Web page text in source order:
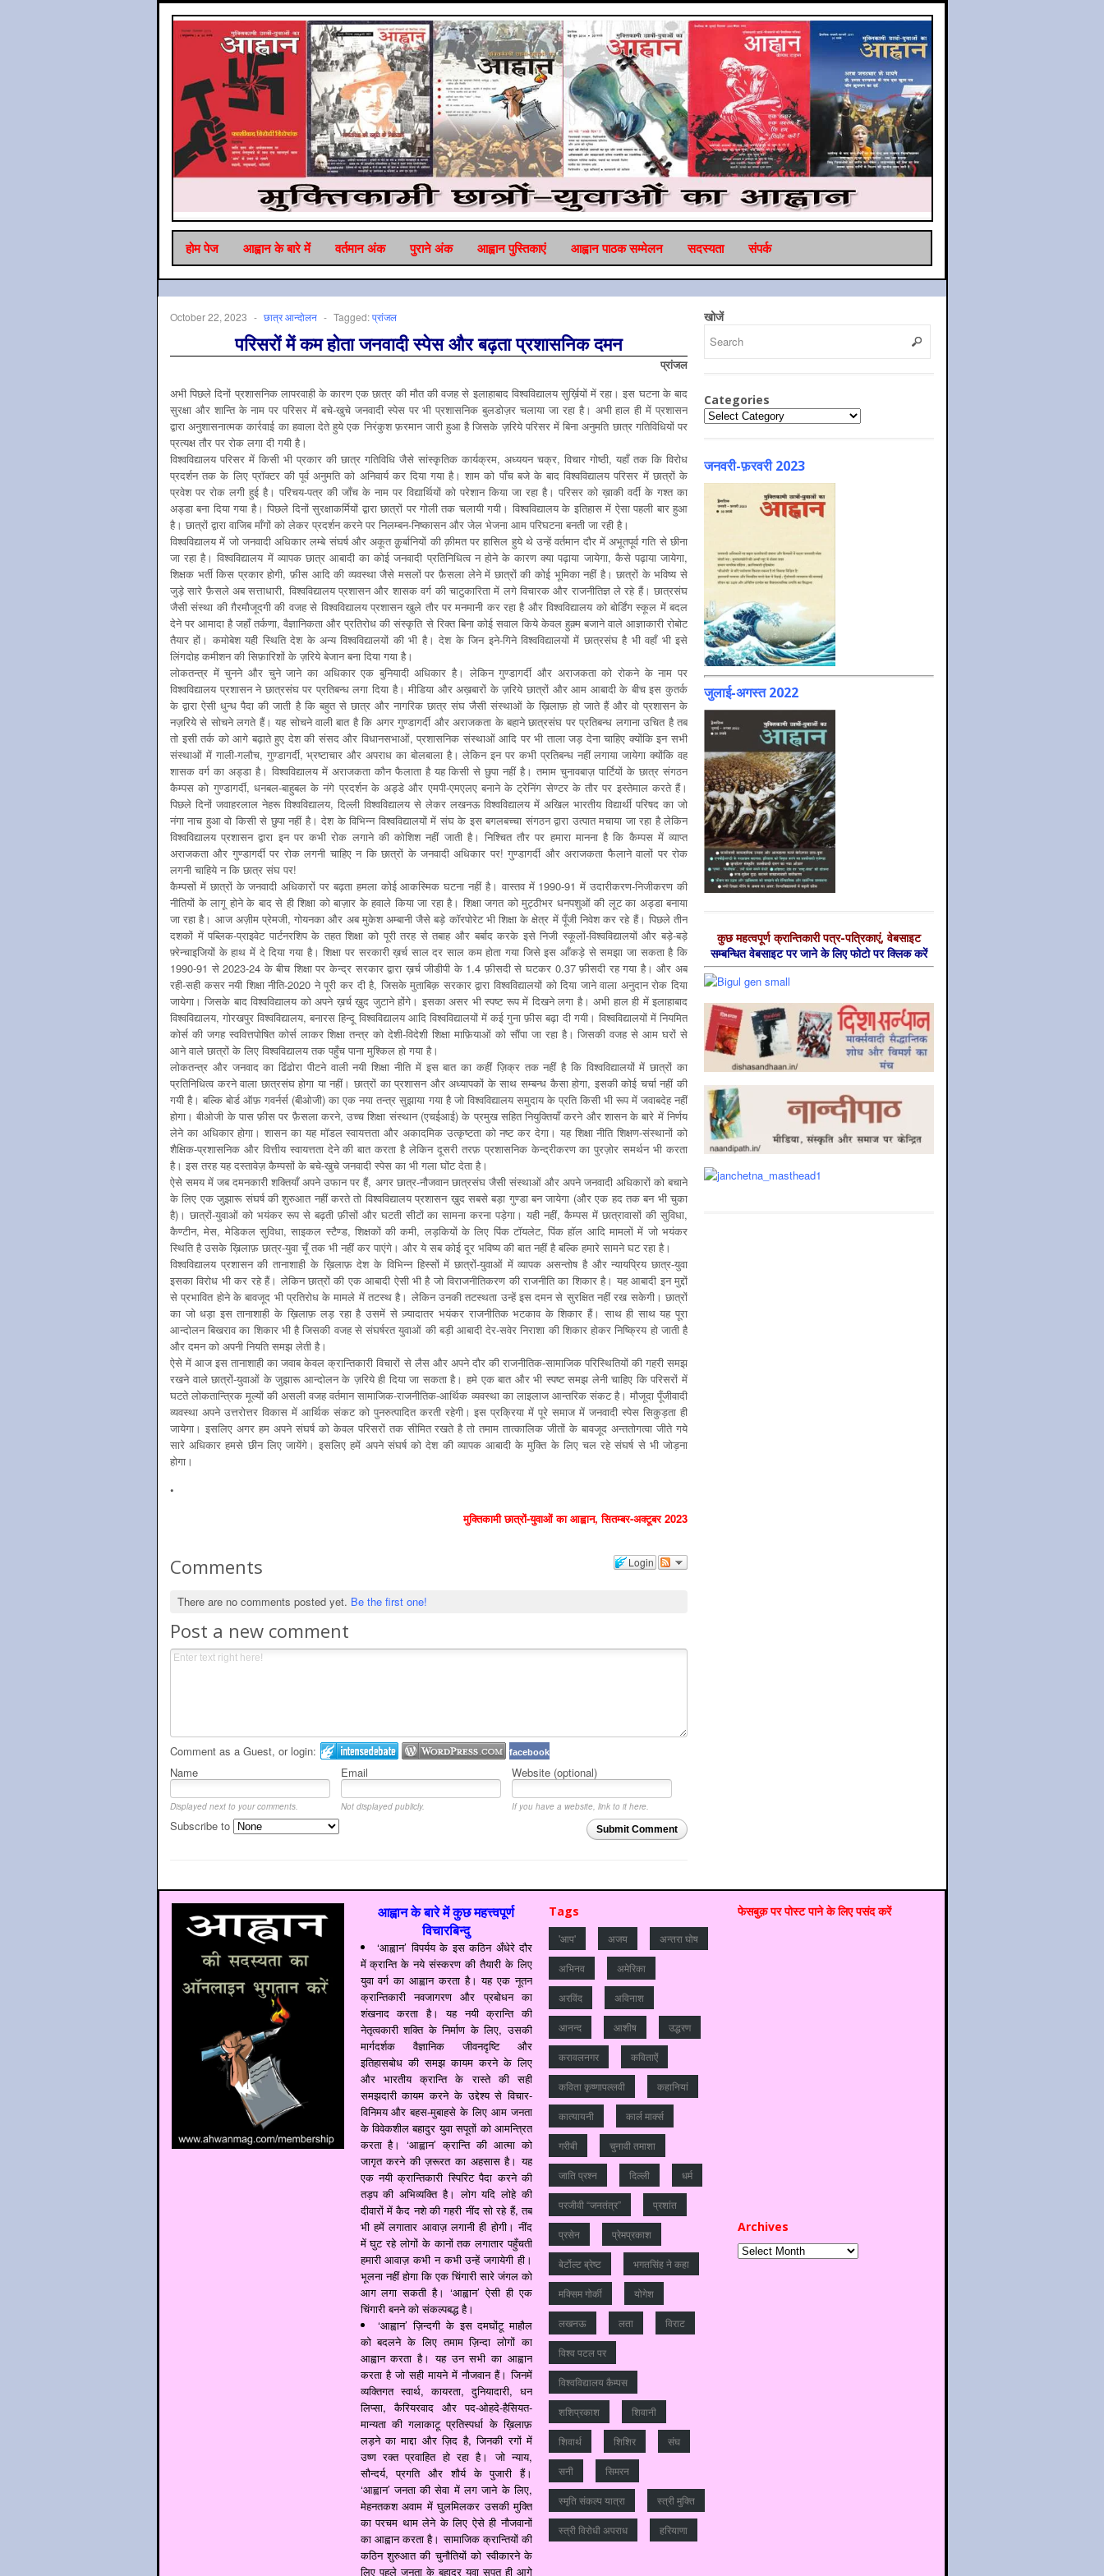
होम पेज आह्वान के बारे में वर्तमान अंक पुराने अंक आह्वान पुस्तिकाएं आह्वान पाठक सम्‍मेलन सदस्‍यता संपर्क
October 22, 2023 - छात्र आन्‍दोलन - Tagged:प्रांजल
परिसरों में कम होता जनवादी स्पेस और बढ़ता प्रशासनिक दमन
प्रांजल
अभी पिछले दिनों प्रशासनिक लापरवाही के कारण एक छात्र की मौत की वजह से इलाहाबाद विश्वविद्यालय सुर्ख़ियों में रहा। इस घटना के बाद
सुरक्षा और शान्ति के नाम पर परिसर में बचे-खुचे जनवादी स्पेस पर भी प्रशासनिक बुलडोज़र चलाया जा रहा है। अभी हाल ही में प्रशासन
द्वारा अनुशासनात्मक कार्रवाई का हवाला देते हुये एक निरंकुश फ़रमान जारी हुआ है जिसके ज़रिये परिसर में बिना अनुमति छात्र गतिविधियों पर
प्रत्यक्ष तौर पर रोक लगा दी गयी है।
विश्वविद्यालय परिसर में किसी भी प्रकार की छात्र गतिविधि जैसे सांस्कृतिक कार्यक्रम, अध्ययन चक्र, विचार गोष्ठी, यहाँ तक कि विरोध
प्रदर्शन तक के लिए प्रॉक्टर की पूर्व अनुमति को अनिवार्य कर दिया गया है। शाम को पाँच बजे के बाद विश्वविद्यालय परिसर में छात्रों के
प्रवेश पर रोक लगी हुई है। परिचय-पत्र की जाँच के नाम पर विद्यार्थियों को परेशान किया जा रहा है। परिसर को ख़ाकी वर्दी के गश्त का
अड्डा बना दिया गया है। पिछले दिनों सुरक्षाकर्मियों द्वारा छात्रों पर गोली तक चलायी गयी। विश्वविद्यालय के इतिहास में ऐसा पहली बार हुआ
है। छात्रों द्वारा वाजिब माँगों को लेकर प्रदर्शन करने पर निलम्बन-निष्कासन और जेल भेजना आम परिघटना बनती जा रही है।
विश्वविद्यालय में जो जनवादी अधिकार लम्बे संघर्ष और अकूत क़ुर्बानियों की क़ीमत पर हासिल हुये थे उन्हें वर्तमान दौर में अभूतपूर्व गति से छीना
जा रहा है। विश्वविद्यालय में व्यापक छात्र आबादी का कोई जनवादी प्रतिनिधित्व न होने के कारण क्या पढ़ाया जायेगा, कैसे पढ़ाया जायेगा,
शिक्षक भर्ती किस प्रकार होगी, फ़ीस आदि की व्यवस्था जैसे मसलों पर फ़ैसला लेने में छात्रों की कोई भूमिका नहीं है। छात्रों के भविष्य से
जुड़े सारे फ़ैसले अब सत्ताधारी, विश्वविद्यालय प्रशासन और शासक वर्ग की चाटुकारिता में लगे विचारक और राजनीतिज्ञ ले रहे हैं। छात्रसंघ
जैसी संस्था की ग़ैरमौजूदगी की वजह से विश्वविद्यालय प्रशासन खुले तौर पर मनमानी कर रहा है और विश्वविद्यालय को बोर्डिंग स्कूल में बदल
देने पर आमादा है जहाँ तर्कणा, वैज्ञानिकता और प्रतिरोध की संस्कृति से रिक्त बिना कोई सवाल किये केवल हुक़्म बजाने वाले आज्ञाकारी रोबोट
तैयार हों। कमोबेश यही स्थिति देश के अन्य विश्वविद्यालयों की भी है। देश के जिन इने-गिने विश्वविद्यालयों में छात्रसंघ है भी वहाँ भी इसे
लिंगदोह कमीशन की सिफ़ारिशों के ज़रिये बेजान बना दिया गया है।
लोकतन्त्र में चुनने और चुने जाने का अधिकार एक बुनियादी अधिकार है। लेकिन गुण्डागर्दी और अराजकता को रोकने के नाम पर
विश्वविद्यालय प्रशासन ने छात्रसंघ पर प्रतिबन्ध लगा दिया है। मीडिया और अख़बारों के ज़रिये छात्रों और आम आबादी के बीच इस कुतर्क
के द्वारा ऐसी धुन्ध पैदा की जाती है कि बहुत से छात्र और नागरिक छात्र संघ जैसी संस्थाओं के ख़िलाफ़ हो जाते हैं और वो प्रशासन के
नज़रिये से सोचने लगते हैं। यह सोचने वाली बात है कि अगर गुण्डागर्दी और अराजकता के बहाने छात्रसंघ पर प्रतिबन्ध लगाना उचित है तब
तो इसी तर्क को आगे बढ़ाते हुए देश की संसद और विधानसभाओं, प्रशासनिक संस्थाओं आदि पर भी ताला जड़ देना चाहिए क्योंकि इन सभी
संस्थाओं में गाली-गलौच, गुण्डागर्दी, भ्रष्टाचार और अपराध का बोलबाला है। लेकिन इन पर कभी प्रतिबन्ध नहीं लगाया जायेगा क्योंकि वह
शासक वर्ग का अड्डा है। विश्वविद्यालय में अराजकता कौन फैलाता है यह किसी से छुपा नहीं है। तमाम चुनावबाज़ पार्टियों के छात्र संगठन
कैम्पस को गुण्डागर्दी, धनबल-बाहुबल के नंगे प्रदर्शन के अड्डे और एमपी-एमएलए बनाने के ट्रेनिंग सेण्टर के तौर पर इस्तेमाल करते हैं।
पिछले दिनों जवाहरलाल नेहरू विश्वविद्यालय, दिल्ली विश्वविद्यालय से लेकर लखनऊ विश्वविद्यालय में अखिल भारतीय विद्यार्थी परिषद का जो
नंगा नाच हुआ वो किसी से छुपा नहीं है। देश के विभिन्न विश्वविद्यालयों में संघ के इस बगलबच्चा संगठन द्वारा उत्पात मचाया जा रहा है लेकिन
विश्वविद्यालय प्रशासन द्वारा इन पर कभी रोक लगाने की कोशिश नहीं जाती है। निश्चित तौर पर हमारा मानना है कि कैम्पस में व्याप्त
अराजकता और गुण्डागर्दी पर रोक लगनी चाहिए न कि छात्रों के जनवादी अधिकार पर! गुण्डागर्दी और अराजकता फैलाने वालों पर रोक
लगनी चाहिये न कि छात्र संघ पर!
कैम्पसों में छात्रों के जनवादी अधिकारों पर बढ़ता हमला कोई आकस्मिक घटना नहीं है। वास्तव में 1990-91 में उदारीकरण-निजीकरण की
नीतियों के लागू होने के बाद से ही शिक्षा को बाज़ार के हवाले किया जा रहा है। शिक्षा जगत को मुट्ठीभर धनपशुओं की लूट का अड्डा बनाया
जा रहा है। आज अज़ीम प्रेमजी, गोयनका और अब मुकेश अम्बानी जैसे बड़े कॉरपोरेट भी शिक्षा के क्षेत्र में पूँजी निवेश कर रहे हैं। पिछले तीन
दशकों में पब्लिक-प्राइवेट पार्टनरशिप के तहत शिक्षा को पूरी तरह से तबाह और बर्बाद करके इसे निजी स्कूलों-विश्वविद्यालयों और बड़े-बड़े
फ़्रेन्चाइजियों के हाथ में दे दिया गया है। शिक्षा पर सरकारी ख़र्च साल दर साल कम होता गया जिसे इस आँकड़े से समझा जा सकता है कि
1990-91 से 2023-24 के बीच शिक्षा पर केन्द्र सरकार द्वारा ख़र्च जीडीपी के 1.4 फ़ीसदी से घटकर 0.37 फ़ीसदी रह गया है। और अब
रही-सही कसर नयी शिक्षा नीति-2020 ने पूरी कर दी है, जिसके मुताबिक़ सरकार द्वारा विश्वविद्यालयों को दिया जाने वाला अनुदान रोक दिया
जायेगा। जिसके बाद विश्वविद्यालय को अपने ख़र्च ख़ुद जुटाने होंगे। इसका असर भी स्पष्ट रूप में दिखने लगा है। अभी हाल ही में इलाहाबाद
विश्वविद्यालय, गोरखपुर विश्वविद्यालय, बनारस हिन्दू विश्वविद्यालय आदि विश्वविद्यालयों में कई गुना फ़ीस बढ़ा दी गयी। विश्वविद्यालयों में नियमित
कोर्स की जगह स्ववित्तपोषित कोर्स लाकर शिक्षा तन्त्र को देशी-विदेशी शिक्षा माफ़ियाओं को सौंपा जा रहा है। जिसकी वजह से आम घरों से
आने वाले छात्रों के लिए विश्वविद्यालय तक पहुँच पाना मुश्किल हो गया है।
लोकतन्त्र और जनवाद का ढिंढोरा पीटने वाली नयी शिक्षा नीति में इस बात का कहीं ज़िक्र तक नहीं है कि विश्वविद्यालयों में छात्रों का
प्रतिनिधित्व करने वाला छात्रसंघ होगा या नहीं। छात्रों का प्रशासन और अध्यापकों के साथ सम्बन्ध कैसा होगा, इसकी कोई चर्चा नहीं की
गयी है। बल्कि बोर्ड ऑफ़ गवर्नर्स (बीओजी) का एक नया तन्त्र सुझाया गया है जो विश्वविद्यालय समुदाय के प्रति किसी भी रूप में जवाबदेह नहीं
होगा। बीओजी के पास फ़ीस पर फ़ैसला करने, उच्च शिक्षा संस्थान (एचईआई) के प्रमुख सहित नियुक्तियाँ करने और शासन के बारे में निर्णय
लेने का अधिकार होगा। शासन का यह मॉडल स्वायत्तता और अकादमिक उत्कृष्टता को नष्ट कर देगा। यह शिक्षा नीति शिक्षण-संस्थानों को
शैक्षिक-प्रशासनिक और वित्तीय स्वायत्तता देने की बात करता है लेकिन दूसरी तरफ़ प्रशासनिक केन्द्रीकरण का पुरज़ोर समर्थन भी करता
है। इस तरह यह दस्तावेज़ कैम्पसों के बचे-खुचे जनवादी स्पेस का भी गला घोंट देता है।
ऐसे समय में जब दमनकारी शक्तियाँ अपने उफान पर हैं, अगर छात्र-नौजवान छात्रसंघ जैसी संस्थाओं और अपने जनवादी अधिकारों को बचाने
के लिए एक जुझारू संघर्ष की शुरुआत नहीं करते तो विश्वविद्यालय प्रशासन ख़ुद सबसे बड़ा गुण्डा बन जायेगा (और एक हद तक बन भी चुका
है)। छात्रों-युवाओं को भयंकर रूप से बढ़ती फ़ीसों और घटती सीटों का सामना करना पड़ेगा। यही नहीं, कैम्पस में छात्रावासों की सुविधा,
कैण्टीन, मेस, मेडिकल सुविधा, साइकल स्टैण्ड, शिक्षकों की कमी, लड़कियों के लिए पिंक टॉयलेट, पिंक हॉल आदि मामलों में जो भयंकर
स्थिति है उसके ख़िलाफ़ छात्र-युवा चूँ तक भी नहीं कर पाएंगे। और ये सब कोई दूर भविष्य की बात नहीं है बल्कि हमारे सामने घट रहा है।
विश्वविद्यालय प्रशासन की तानाशाही के ख़िलाफ़ देश के विभिन्न हिस्सों में छात्रों-युवाओं में व्यापक असन्तोष है और न्यायप्रिय छात्र-युवा
इसका विरोध भी कर रहे हैं। लेकिन छात्रों की एक आबादी ऐसी भी है जो विराजनीतिकरण की राजनीति का शिकार है। यह आबादी इन मुद्दों
से प्रभावित होने के बावजूद भी प्रतिरोध के मामले में तटस्थ है। लेकिन उनकी तटस्थता उन्हें इस दमन से सुरक्षित नहीं रख सकेगी। छात्रों
का जो धड़ा इस तानाशाही के ख़िलाफ़ लड़ रहा है उसमें से ज़्यादातर भयंकर राजनीतिक भटकाव के शिकार हैं। साथ ही साथ यह पूरा
आन्दोलन बिखराव का शिकार भी है जिसकी वजह से संघर्षरत युवाओं की बड़ी आबादी देर-सवेर निराशा की शिकार होकर निष्क्रिय हो जाती है
और दमन को अपनी नियति समझ लेती है।
ऐसे में आज इस तानाशाही का जवाब केवल क्रान्तिकारी विचारों से लैस और अपने दौर की राजनीतिक-सामाजिक परिस्थितियों की गहरी समझ
रखने वाले छात्रों-युवाओं के जुझारू आन्दोलन के ज़रिये ही दिया जा सकता है। हमे एक बात और भी स्पष्ट समझ लेनी चाहिए कि परिसरों में
घटते लोकतान्त्रिक मूल्यों की असली वजह वर्तमान सामाजिक-राजनीतिक-आर्थिक व्यवस्था का लाइलाज आन्तरिक संकट है। मौजूदा पूँजीवादी
व्यवस्था अपने उत्तरोत्तर विकास में आर्थिक संकट को पुनरुत्पादित करती रहेगी। इस प्रक्रिया में पूरे समाज में जनवादी स्पेस सिकुड़ता ही
जायेगा। इसलिए अगर हम अपने संघर्ष को केवल परिसरों तक सीमित रखते है तो तमाम तात्कालिक जीतों के बावजूद अन्ततोगत्वा जीते गये
सारे अधिकार हमसे छीन लिए जायेंगे। इसलिए हमें अपने संघर्ष को देश की व्यापक आबादी के मुक्ति के लिए चल रहे संघर्ष से भी जोड़ना
होगा।
•
मुक्तिकामी छात्रों-युवाओं का आह्वान, सितम्बर-अक्टूबर 2023
Login
Comments
There are no comments posted yet. Be the first one!
Post a new comment
Comment as a Guest, or login: facebook
Name Email Website (optional)
Displayed next to your comments. Not displayed publicly.
If you have a website, link to it here.
Submit Comment
Subscribe to
खोजें
Categories
Categories
जनवरी-फ़रवरी 2023
जुलाई-अगस्त 2022
कुछ महत्‍वपूर्ण क्रान्तिकारी पत्र-पत्रिकाएं, वेबसाइट
सम्‍बन्धित वेबसाइट पर जाने के लिए फोटो पर क्लिक करें
आह्वान के बारे में कुछ महत्त्वपूर्ण
विचारबिन्दु
‘आह्वान’ विपर्यय के इस कठिन अँधेरे दौर
में क्रान्ति के नये संस्करण की तैयारी के लिए
युवा वर्ग का आह्वान करता है। यह एक नूतन
क्रान्तिकारी नवजागरण और प्रबोधन का
शंखनाद करता है। यह नयी क्रान्ति की
नेतृत्वकारी शक्ति के निर्माण के लिए, उसकी
मार्गदर्शक वैज्ञानिक जीवनदृष्टि और
इतिहासबोध की समझ कायम करने के लिए
और भारतीय क्रान्ति के रास्ते की सही
समझदारी कायम करने के उद्देश्य से विचार-
विनिमय और बहस-मुबाहसे के लिए आम जनता
के विवेकशील बहादुर युवा सपूतों को आमन्त्रित
करता है। ‘आह्वान’ क्रान्ति की आत्मा को
जागृत करने की ज़रूरत का अहसास है। यह
एक नयी क्रान्तिकारी स्पिरिट पैदा करने की
तड़प की अभिव्यक्ति है। लोग यदि लोहे की
दीवारों में कैद नशे की गहरी नींद सो रहे हैं, तब
भी हमें लगातार आवाज़ लगानी ही होगी। नींद
में घुट रहे लोगों के कानों तक लगातार पहुँचती
हमारी आवाज़ कभी न कभी उन्हें जगायेगी ही।
भूलना नहीं होगा कि एक चिंगारी सारे जंगल को
आग लगा सकती है। ‘आह्वान’ ऐसी ही एक
चिंगारी बनने को संकल्पबद्ध है।
‘आह्वान’ ज़िन्दगी के इस दमघोंटू माहौल
को बदलने के लिए तमाम ज़िन्दा लोगों का
आह्वान करता है। यह उन सभी का आह्वान
करता है जो सही मायने में नौजवान हैं। जिनमें
व्यक्तिगत स्वार्थ, कायरता, दुनियादारी, धन
लिप्सा, कैरियरवाद और पद-ओहदे-हैसियत-
मान्यता की गलाकाटू प्रतिस्पर्धा के ख़िलाफ़
लड़ने का माद्दा और ज़िद है, जिनकी रगों में
उष्ण रक्त प्रवाहित हो रहा है। जो न्याय,
सौन्दर्य, प्रगति और शौर्य के पुजारी हैं।
‘आह्वान’ जनता की सेवा में लग जाने के लिए,
मेहनतकश अवाम में घुलमिलकर उसकी मुक्ति
का परचम थाम लेने के लिए ऐसे ही नौजवानों
का आह्वान करता है। सामाजिक क्रान्तियों की
कठिन शुरुआत की चुनौतियों को स्वीकारने के
लिए पहले जनता के बहादुर युवा सपूत ही आगे
Tags
'आप' अजय अन्‍तरा घोष
अभिनव अमेरिका
अरविंद अविनाश
आनन्‍द आशीष उद्धरण
करावलनगर कविताऐं
कविता कृष्णापल्लवी कहानियां
कात्‍यायनी कार्ल मार्क्स
गरीबी चुनावी तमाशा
जाति प्रश्‍न दिल्‍ली धर्म
परजीवी “जनतंत्र” प्रशांत
प्रसेन प्रेमप्रकाश
बेर्टोल्ट ब्रेष्ट भगतसिंह ने कहा
मक्सिम गोर्की योगेश
लखनऊ लता विराट
विश्‍व पटल पर
विश्‍वविद्यालय कैम्‍पस
शशिप्रकाश शिवानी
शिवार्थ शिशिर संघ
सनी सिमरन
स्मृति संकल्प यात्रा स्‍त्री मुक्ति
स्‍त्री विरोधी अपराध हरियाणा
फेसबुक़ पर पोस्‍ट पाने के लिए पसंद करें
Archives
Archives